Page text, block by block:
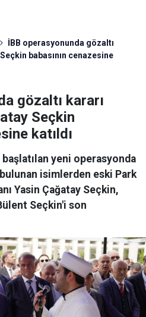
İBB operasyonunda gözaltı
babasının cenazesine
gözaltı kararı
Seçkin
katıldı
yeni operasyonda
bulunan isimlerden eski Park
Yasin Çağatay Seçkin,
Seçkin'i son